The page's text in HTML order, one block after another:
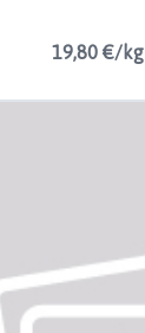
19,80 €/kg